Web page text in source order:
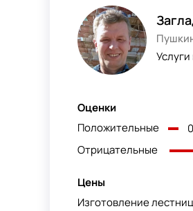
Услуги
Оценки
Положительные
0
Отрицательные
Цены
Изготовление